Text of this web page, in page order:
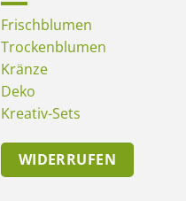
Frischblumen
Trockenblumen
Kränze
Deko
Kreativ-Sets
WIDERRUFEN